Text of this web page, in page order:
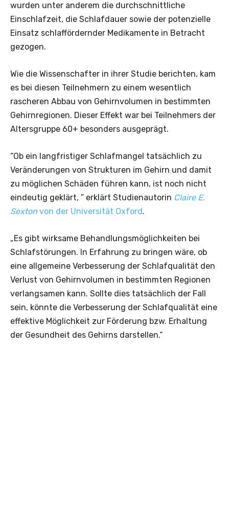
wurden unter anderem die durchschnittliche
Einschlafzeit, die Schlafdauer sowie der potenzielle
Einsatz schlaffördernder Medikamente in Betracht
gezogen.
Wie die Wissenschafter in ihrer Studie berichten, kam
es bei diesen Teilnehmern zu einem wesentlich
rascheren Abbau von Gehirnvolumen in bestimmten
Gehirnregionen. Dieser Effekt war bei Teilnehmers der
Altersgruppe 60+ besonders ausgeprägt.
“Ob ein langfristiger Schlafmangel tatsächlich zu
Veränderungen von Strukturen im Gehirn und damit
zu möglichen Schäden führen kann, ist noch nicht
eindeutig geklärt, ” erklärt Studienautorin Claire E.
Sexton von der Universität Oxford.
„Es gibt wirksame Behandlungsmöglichkeiten bei
Schlafstörungen. In Erfahrung zu bringen wäre, ob
eine allgemeine Verbesserung der Schlafqualität den
Verlust von Gehirnvolumen in bestimmten Regionen
verlangsamen kann. Sollte dies tatsächlich der Fall
sein, könnte die Verbesserung der Schlafqualität eine
effektive Möglichkeit zur Förderung bzw. Erhaltung
der Gesundheit des Gehirns darstellen.“